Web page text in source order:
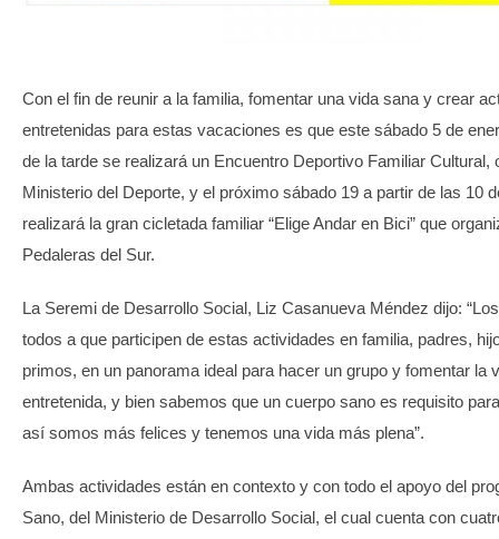
Con el fin de reunir a la familia, fomentar una vida sana y crear
entretenidas para estas vacaciones es que este sábado 5 de
de la tarde se realizará un Encuentro Deportivo Familiar Cultural,
Ministerio del Deporte, y el próximo sábado 19 a partir de las 10
realizará la gran cicletada familiar “Elige Andar en Bici” que
Pedaleras del Sur.
La Seremi de Desarrollo Social, Liz Casanueva Méndez dijo:
todos a que participen de estas actividades en familia, padres,
primos, en un panorama ideal para hacer un grupo y fomentar la
entretenida, y bien sabemos que un cuerpo sano es requisito
así somos más felices y tenemos una vida más plena”.
Ambas actividades están en contexto y con todo el apoyo del
Sano, del Ministerio de Desarrollo Social, el cual cuenta con